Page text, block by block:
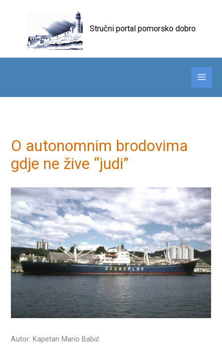
Stručni portal pomorsko dobro
O autonomnim brodovima
gdje ne žive “judi”
Autor: Kapetan Mario Babić